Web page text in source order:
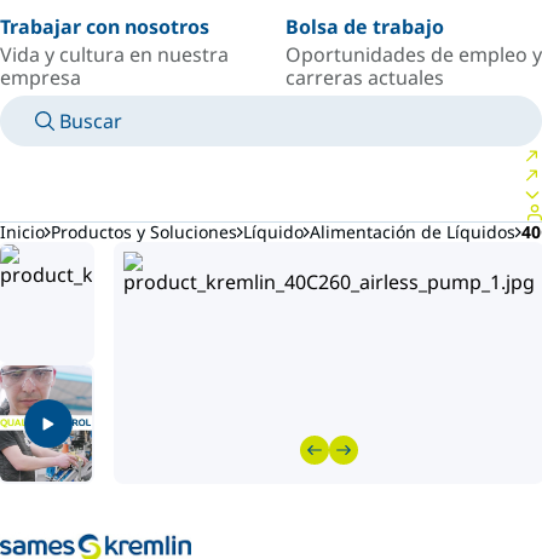
Trabajar con nosotros
Vida y cultura en nuestra
empresa
Bolsa de trabajo
Oportunidades de empleo y
carreras actuales
Buscar
Inicio Productos y Soluciones Líquido Alimentación de Líquidos